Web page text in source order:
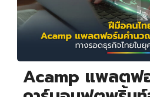
Acamp แพลตฟ